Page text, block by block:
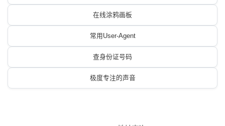
在线涂鸦画板
常用User-Agent
查身份证号码
极度专注的声音